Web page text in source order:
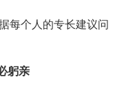
每个人的专长建议问
躬亲